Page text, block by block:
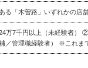
る「木曽路」いずれかの店
万7千円以上（未経験者）
／管理職経験者） ※これま